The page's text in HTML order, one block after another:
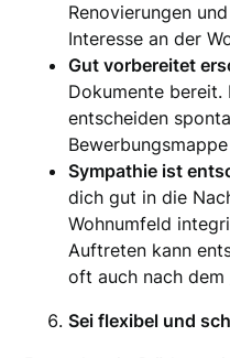
Renovierungen
Interesse an der
Gut vorbereitet
Dokumente bereit.
entscheiden
Sympathie ist
dich gut in die
Wohnumfeld
Auftreten kann
oft auch nach dem
Sei flexibel und